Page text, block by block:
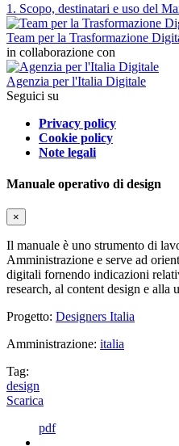
1. Scopo, destinatari e uso del
Team per la Trasformazione
in collaborazione con
Agenzia per l'Italia Digitale
Seguici su
Privacy policy
Cookie policy
Note legali
Manuale operativo di design
×
Il manuale è uno strumento di
Amministrazione e serve ad
digitali fornendo indicazioni
research, al content design e alla
Progetto: Designers Italia
Amministrazione: italia
Tag:
design
Scarica
pdf